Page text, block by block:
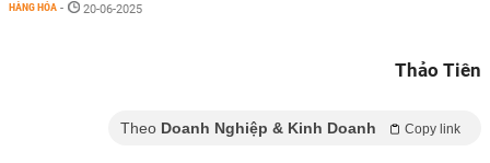
HÀNG HÓA - 20-06-2025
Thảo Tiên
Theo Doanh Nghiệp & Kinh Doanh Copy link